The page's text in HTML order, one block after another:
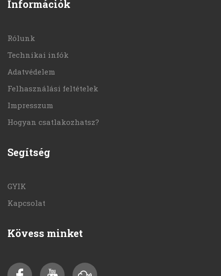
Információk
Rólunk
Technikai infók
Adatvédelem
Felhasználási feltételek
Impresszum
Hogyan csatlakozhatsz?
Segítség
GYIK
Kapcsolat
Kövess minket